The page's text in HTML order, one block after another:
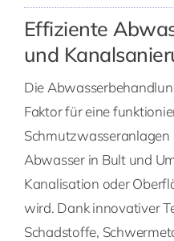
Effiziente
und
Die
Faktor für eine
Abwasser in Bult und
Kanalisation oder
wird. Dank innovativer
Schadstoffe,